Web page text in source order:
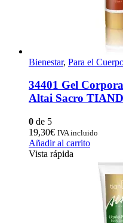
Bienestar, Para el
34401 Gel
Altai Sacro
0 de 5
19,30€ IVA incluido
Añadir al carrito
Vista rápida